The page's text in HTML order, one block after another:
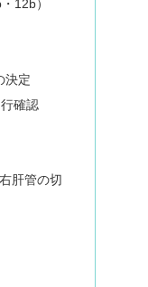
12b）
決定
確認
肝管の切